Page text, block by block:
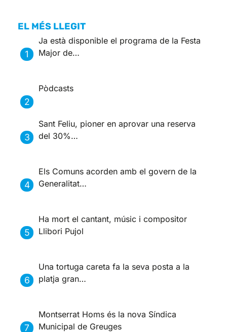
EL MÉS LLEGIT
Ja està disponible el programa de la Festa
Major de…
Pòdcasts
Sant Feliu, pioner en aprovar una reserva
del 30%…
Els Comuns acorden amb el govern de la
Generalitat…
Ha mort el cantant, músic i compositor
Llibori Pujol
Una tortuga careta fa la seva posta a la
platja gran…
Montserrat Homs és la nova Síndica
Municipal de Greuges